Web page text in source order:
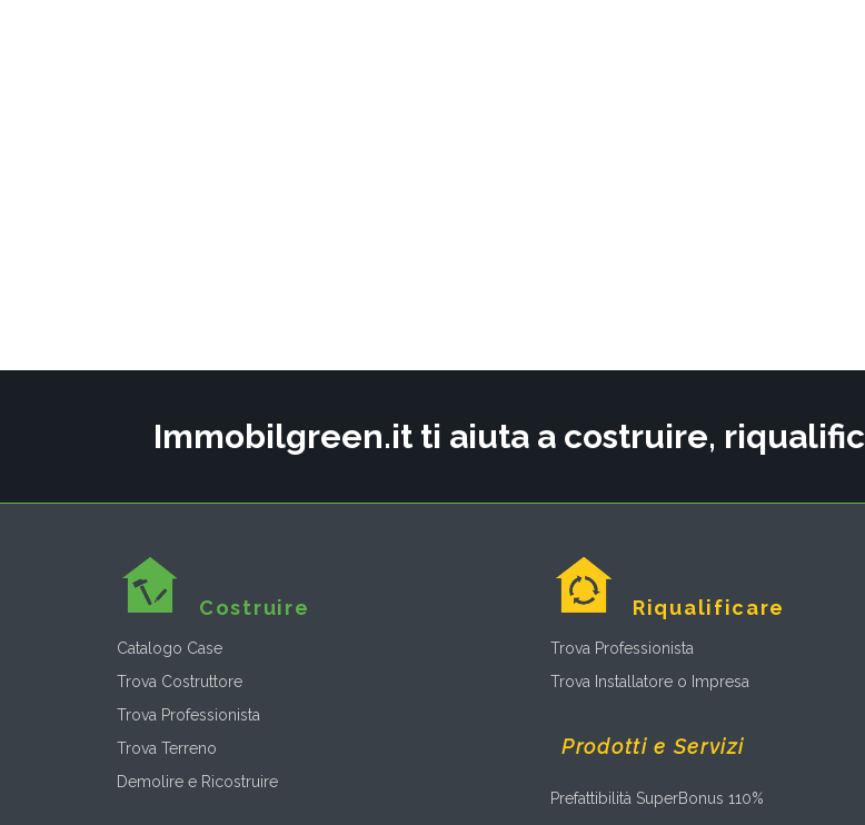
Immobilgreen.it ti aiuta a costruire,
Costruire
Catalogo Case
Trova Costruttore
Trova Professionista
Trova Terreno
Demolire e Ricostruire
Riqualificare
Trova Professionista
Trova Installatore o Impresa
Prodotti e Servizi
Prefattibilità SuperBonus 110%